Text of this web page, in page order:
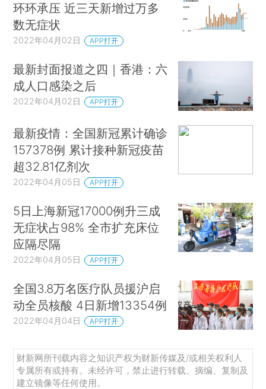
环环承压 近三天新增过万多
数无症状
2022年04月02日 APP打开
最新封面报道之四｜香港：六
成人口感染之后
2022年04月02日 APP打开
最新疫情：全国新冠累计确诊
157378例 累计接种新冠疫苗
超32.81亿剂次
2022年04月05日 APP打开
5日上海新冠17000例升三成
无症状占98% 全市扩充床位
应隔尽隔
2022年04月05日 APP打开
全国3.8万名医疗队员援沪启
动全员核酸 4日新增13354例
2022年04月04日 APP打开
财新网所刊载内容之知识产权为财新传媒及/或相关权利人
专属所有或持有。未经许可，禁止进行转载、摘编、复制及
建立镜像等任何使用。